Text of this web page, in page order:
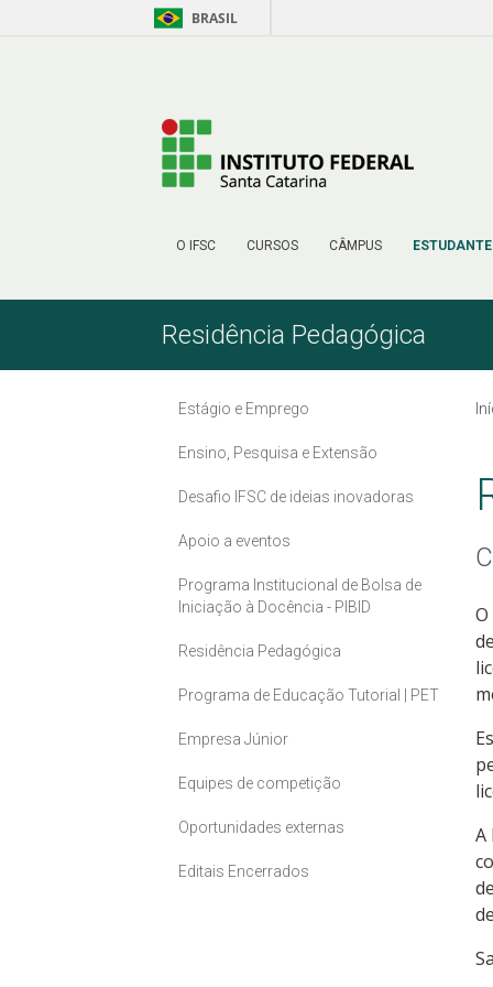
BRASIL
O IFSC CURSOS CÂMPUS
Residência Pedagógica
Estágio e Emprego
Ensino, Pesquisa e Extensão
Desafio IFSC de ideias inovadoras
Apoio a eventos
Programa Institucional de Bolsa de
Iniciação à Docência - PIBID
Residência Pedagógica
Programa de Educação Tutorial | PET
Empresa Júnior
Equipes de competição
Oportunidades externas
Editais Encerrados
A